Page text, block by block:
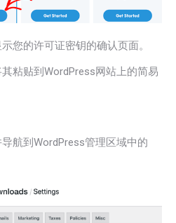
您的许可证密钥的确认页面。
粘贴到WordPress网站上的简易
航到WordPress管理区域中的